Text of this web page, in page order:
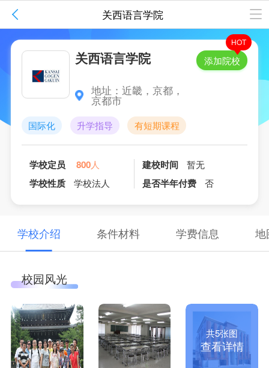
 关西语言学院
关西语言学院
地址：近畿，京都，
京都市
HOT
添加院校
国际化 升学指导 有短期课程
学校定员 800人
学校性质 学校法人
建校时间 暂无
是否半年付费 否
学校介绍 条件材料 学费信息 地
校园风光
共5张图
查看详情
全部
1/5